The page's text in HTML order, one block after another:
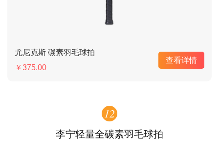
尤尼克斯 碳素羽毛球拍
￥375.00
查看详情
12
李宁轻量全碳素羽毛球拍